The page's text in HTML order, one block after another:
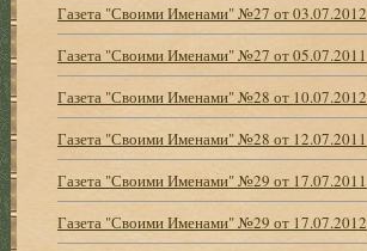
Газета "Своими Именами" №27 от 03.07.2012
Газета "Своими Именами" №27 от 05.07.2011
Газета "Своими Именами" №28 от 10.07.2012
Газета "Своими Именами" №28 от 12.07.2011
Газета "Своими Именами" №29 от 17.07.2011
Газета "Своими Именами" №29 от 17.07.2012